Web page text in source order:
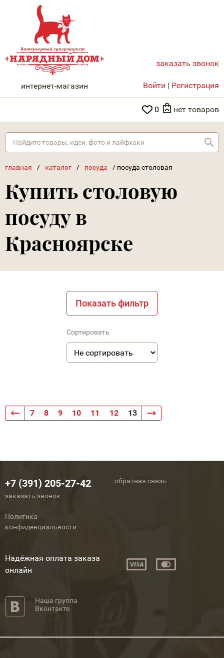
НАРЯДНЫЙ ДОМ
интернет-магазин
заказать звонок
Войти | Регистрация
0 нет товаров
главная / каталог / посуда / посуда столовая
Купить столовую
посуду в
Красноярске
7 8 9 10 11 12 13
Показать фильтр
Сортировать
+7 (391) 205-27-42
заказать звонок
обратная связь
Политика
конфиденциальности
Надёжная оплата заказа
онлайн
Наша группа
Вконтакте